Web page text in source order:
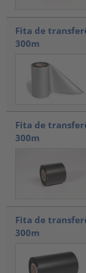
Fita de
300m
Fita de
300m
Fita de
300m